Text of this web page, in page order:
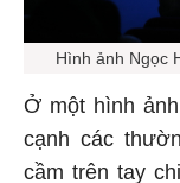
Hình ảnh Ngọc
Ở một hình
cạnh các
cầm trên tay